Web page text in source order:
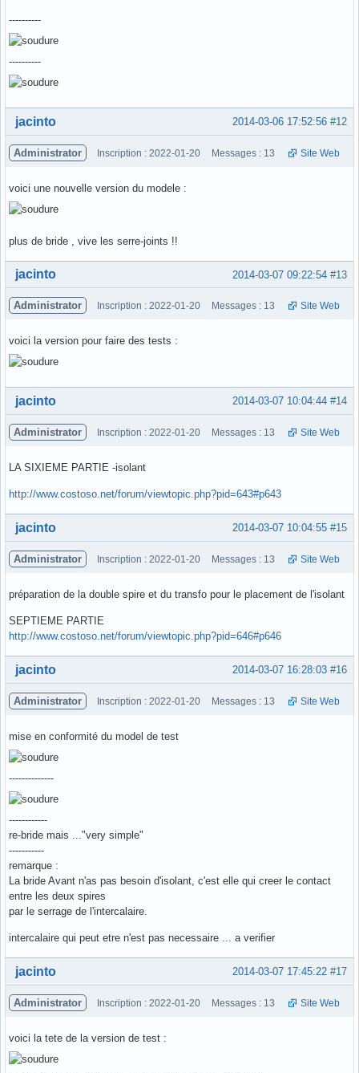
----------
----------
Hors ligne #12
2014-03-06 17:52:56
jacinto
Administrator Inscription : 2022-01-20 Messages : 13 Site Web
voici une nouvelle version du modele :
plus de bride , vive les serre-joints !!
Hors ligne #13
2014-03-07 09:22:54
jacinto
Administrator Inscription : 2022-01-20 Messages : 13 Site Web
voici la version pour faire des tests :
Hors ligne #14
2014-03-07 10:04:44
jacinto
Administrator Inscription : 2022-01-20 Messages : 13 Site Web
LA SIXIEME PARTIE -isolant
http://www.costoso.net/forum/viewtopic.php?pid=643#p643
Hors ligne #15
2014-03-07 10:04:55
jacinto
Administrator Inscription : 2022-01-20 Messages : 13 Site Web
préparation de la double spire et du transfo pour le placement de l'isolant
SEPTIEME PARTIE
http://www.costoso.net/forum/viewtopic.php?pid=646#p646
Hors ligne #16
2014-03-07 16:28:03
jacinto
Administrator Inscription : 2022-01-20 Messages : 13 Site Web
mise en conformité du model de test
--------------
------------
re-bride mais ..."very simple"
-----------
remarque :
La bride Avant n'as pas besoin d'isolant, c'est elle qui creer le contact
entre les deux spires
par le serrage de l'intercalaire.
intercalaire qui peut etre n'est pas necessaire ... a verifier
Hors ligne #17
2014-03-07 17:45:22
jacinto
Administrator Inscription : 2022-01-20 Messages : 13 Site Web
voici la tete de la version de test :